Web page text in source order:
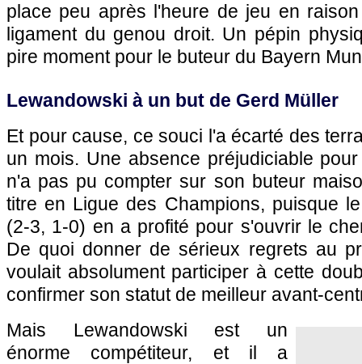
place peu après l'heure de jeu en
ligament du genou droit. Un pépin
pire moment pour le buteur du Bayern
Lewandowski à un but de Gerd Müller
Et pour cause, ce souci l'a écarté des
un mois. Une absence préjudiciable
n'a pas pu compter sur son buteur
titre en Ligue des Champions, puisque
(2-3, 1-0) en a profité pour s'ouvrir le
De quoi donner de sérieux regrets au
voulait absolument participer à cette
confirmer son statut de meilleur avant-
Mais Lewandowski est un
énorme compétiteur, et il a